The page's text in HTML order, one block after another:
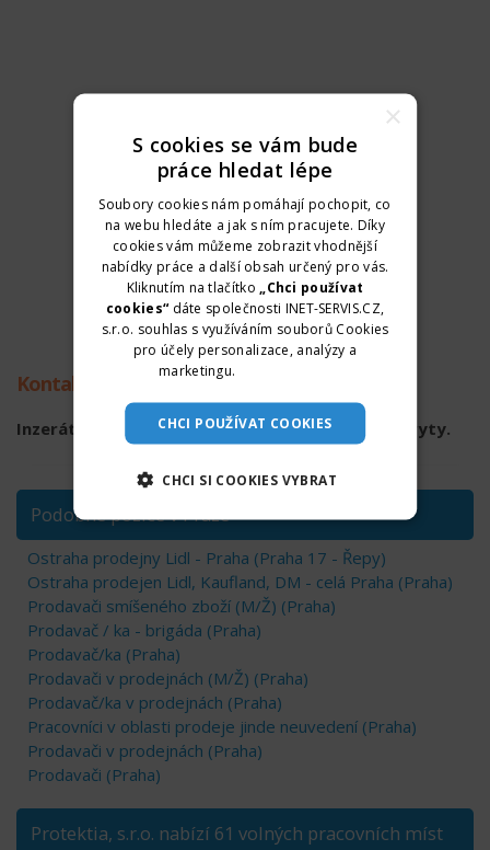
Kontaktní údaje
Inzerát již není aktuální. Kontaktní údaje byly skryty.
Podobné pozice v Praze
Ostraha prodejny Lidl - Praha (Praha 17 - Řepy)
Ostraha prodejen Lidl, Kaufland, DM - celá Praha (Praha)
Prodavači smíšeného zboží (M/Ž) (Praha)
Prodavač / ka - brigáda (Praha)
Prodavač/ka (Praha)
Prodavači v prodejnách (M/Ž) (Praha)
Prodavač/ka v prodejnách (Praha)
Pracovníci v oblasti prodeje jinde neuvedení (Praha)
Prodavači v prodejnách (Praha)
Prodavači (Praha)
Protektia, s.r.o. nabízí 61 volných pracovních míst
×
S cookies se vám bude
práce hledat lépe
Soubory cookies nám pomáhají pochopit, co
na webu hledáte a jak s ním pracujete. Díky
cookies vám můžeme zobrazit vhodnější
nabídky práce a další obsah určený pro vás.
Kliknutím na tlačítko
„Chci používat
cookies“ dáte společnosti INET-SERVIS.CZ,
s.r.o. souhlas s využíváním souborů Cookies
pro účely personalizace, analýzy a
marketingu.
CHCI POUŽÍVAT COOKIES
CHCI SI COOKIES VYBRAT